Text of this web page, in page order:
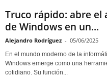
Truco rápido: abre
de Windows en un...
Alejandro Rodríguez - 05/06/2025
En el mundo moderno de la
Windows emerge como una
cotidiano. Su función...